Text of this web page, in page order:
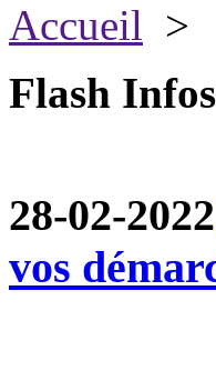
Accueil >
Flash Infos
28-02-2022
vos